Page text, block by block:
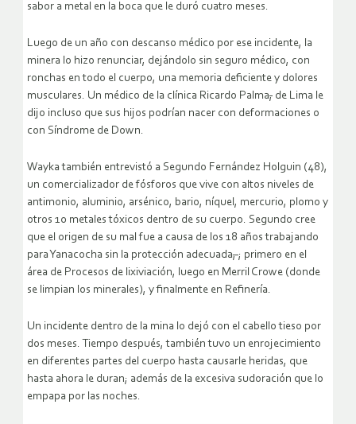
sabor a metal en la boca que le duró cuatro meses.
Luego de un año con descanso médico por ese incidente, la
minera lo hizo renunciar, dejándolo sin seguro médico, con
ronchas en todo el cuerpo, una memoria deficiente y dolores
musculares. Un médico de la clínica Ricardo Palma, de Lima le
dijo incluso que sus hijos podrían nacer con deformaciones o
con Síndrome de Down.
Wayka también entrevistó a Segundo Fernández Holguin (48),
un comercializador de fósforos que vive con altos niveles de
antimonio, aluminio, arsénico, bario, níquel, mercurio, plomo y
otros 10 metales tóxicos dentro de su cuerpo. Segundo cree
que el origen de su mal fue a causa de los 18 años trabajando
para Yanacocha sin la protección adecuada,; primero en el
área de Procesos de lixiviación, luego en Merril Crowe (donde
se limpian los minerales), y finalmente en Refinería.
Un incidente dentro de la mina lo dejó con el cabello tieso por
dos meses. Tiempo después, también tuvo un enrojecimiento
en diferentes partes del cuerpo hasta causarle heridas, que
hasta ahora le duran; además de la excesiva sudoración que lo
empapa por las noches.